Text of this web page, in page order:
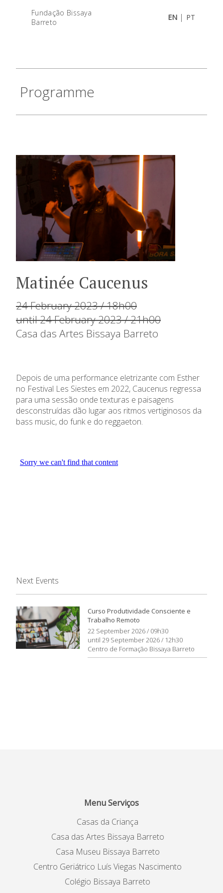
Fundação Bissaya
Barreto
EN | PT
Programme
Matinée Caucenus
24 February 2023 / 18h00
until 24 February 2023 / 21h00
Casa das Artes Bissaya Barreto
Depois de uma performance eletrizante com Esther
no Festival Les Siestes em 2022, Caucenus regressa
para uma sessão onde texturas e paisagens
desconstruídas dão lugar aos ritmos vertiginosos da
bass music, do funk e do reggaeton.
Next Events
Curso Produtividade Consciente e
Trabalho Remoto
22 September 2026 / 09h30
until 29 September 2026 / 12h30
Centro de Formação Bissaya Barreto
Menu Serviços
Casas da Criança
Casa das Artes Bissaya Barreto
Casa Museu Bissaya Barreto
Centro Geriátrico Luís Viegas Nascimento
Colégio Bissaya Barreto